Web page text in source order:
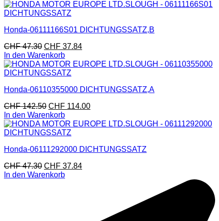
Honda-06111166S01 DICHTUNGSSATZ,B
CHF47.30 CHF 37.84
In den Warenkorb
Honda-06110355000 DICHTUNGSSATZ,A
CHF142.50 CHF 114.00
In den Warenkorb
Honda-06111292000 DICHTUNGSSATZ
CHF47.30 CHF 37.84
In den Warenkorb